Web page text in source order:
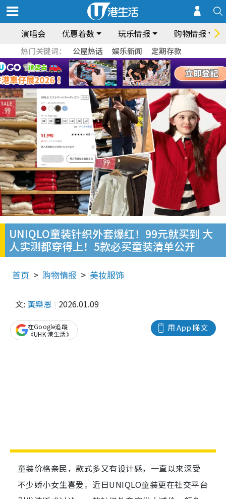
演唱会 优惠着数 玩乐情报 购物情报
热门关键词： 公屋热话 娱乐新闻 定期存款
UNIQLO童装针织外套爆红！99元就买到 大
人实测都穿得上！5款必买童装清单公开
首页 购物情报 美妆服饰
文: 黃樂恩 2026.01.09
用 App 睇文
在Google追蹤
《UHK 港生活》
童装价格亲民，款式多又有设计感，一直以来深受
不少娇小女生喜爱。近日UNIQLO童装更在社交平台